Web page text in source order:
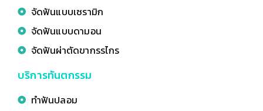
จัดฟันแบบเซรามิก
จัดฟันแบบดามอน
จัดฟันผ่าตัดขากรรไกร
บริการทันตกรรม
ทำฟันปลอม